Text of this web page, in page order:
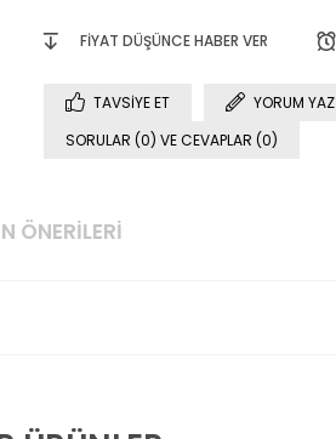
FIYAT DÜŞÜNCE HABER VER
TAVSIYE ET
YORUM YAZ
SORULAR (0) VE CEVAPLAR (0)
ÖNERILERI